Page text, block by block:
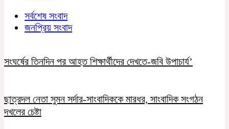
সর্বশেষ সংবাদ
জনপ্রিয় সংবাদ
সংঘর্ষের তিনদিন পর আহত শিক্ষার্থীদের দেখতে-জবি উপাচার্য’
ছাত্রদল নেতা সুমন সর্দার-সাংবাদিককে মারধর, সাংবাদিক সংগঠন
দখলের চেষ্টা